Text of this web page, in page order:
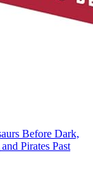
Before Dark,
Pirates Past